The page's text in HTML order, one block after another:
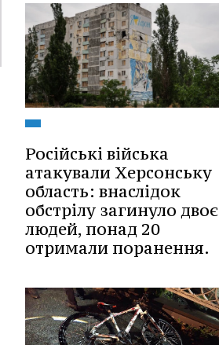
Російські війська
атакували Херсонську
область: внаслідок
обстрілу загинуло двоє
людей, понад 20
отримали поранення.